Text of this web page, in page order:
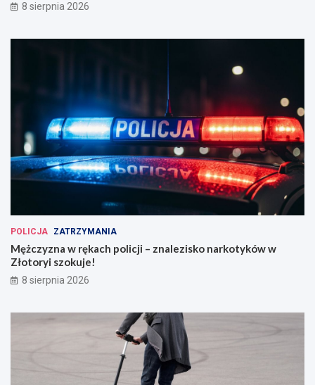
8 sierpnia 2026
POLICJA ZATRZYMANIA
Mężczyzna w rękach policji – znalezisko narkotyków w
Złotoryi szokuje!
8 sierpnia 2026